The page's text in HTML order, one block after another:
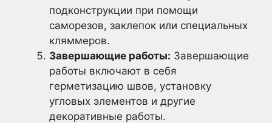
подконструкции при помощи
саморезов, заклепок или специальных
кляммеров.
Завершающие работы: Завершающие
работы включают в себя
герметизацию швов, установку
угловых элементов и другие
декоративные работы.